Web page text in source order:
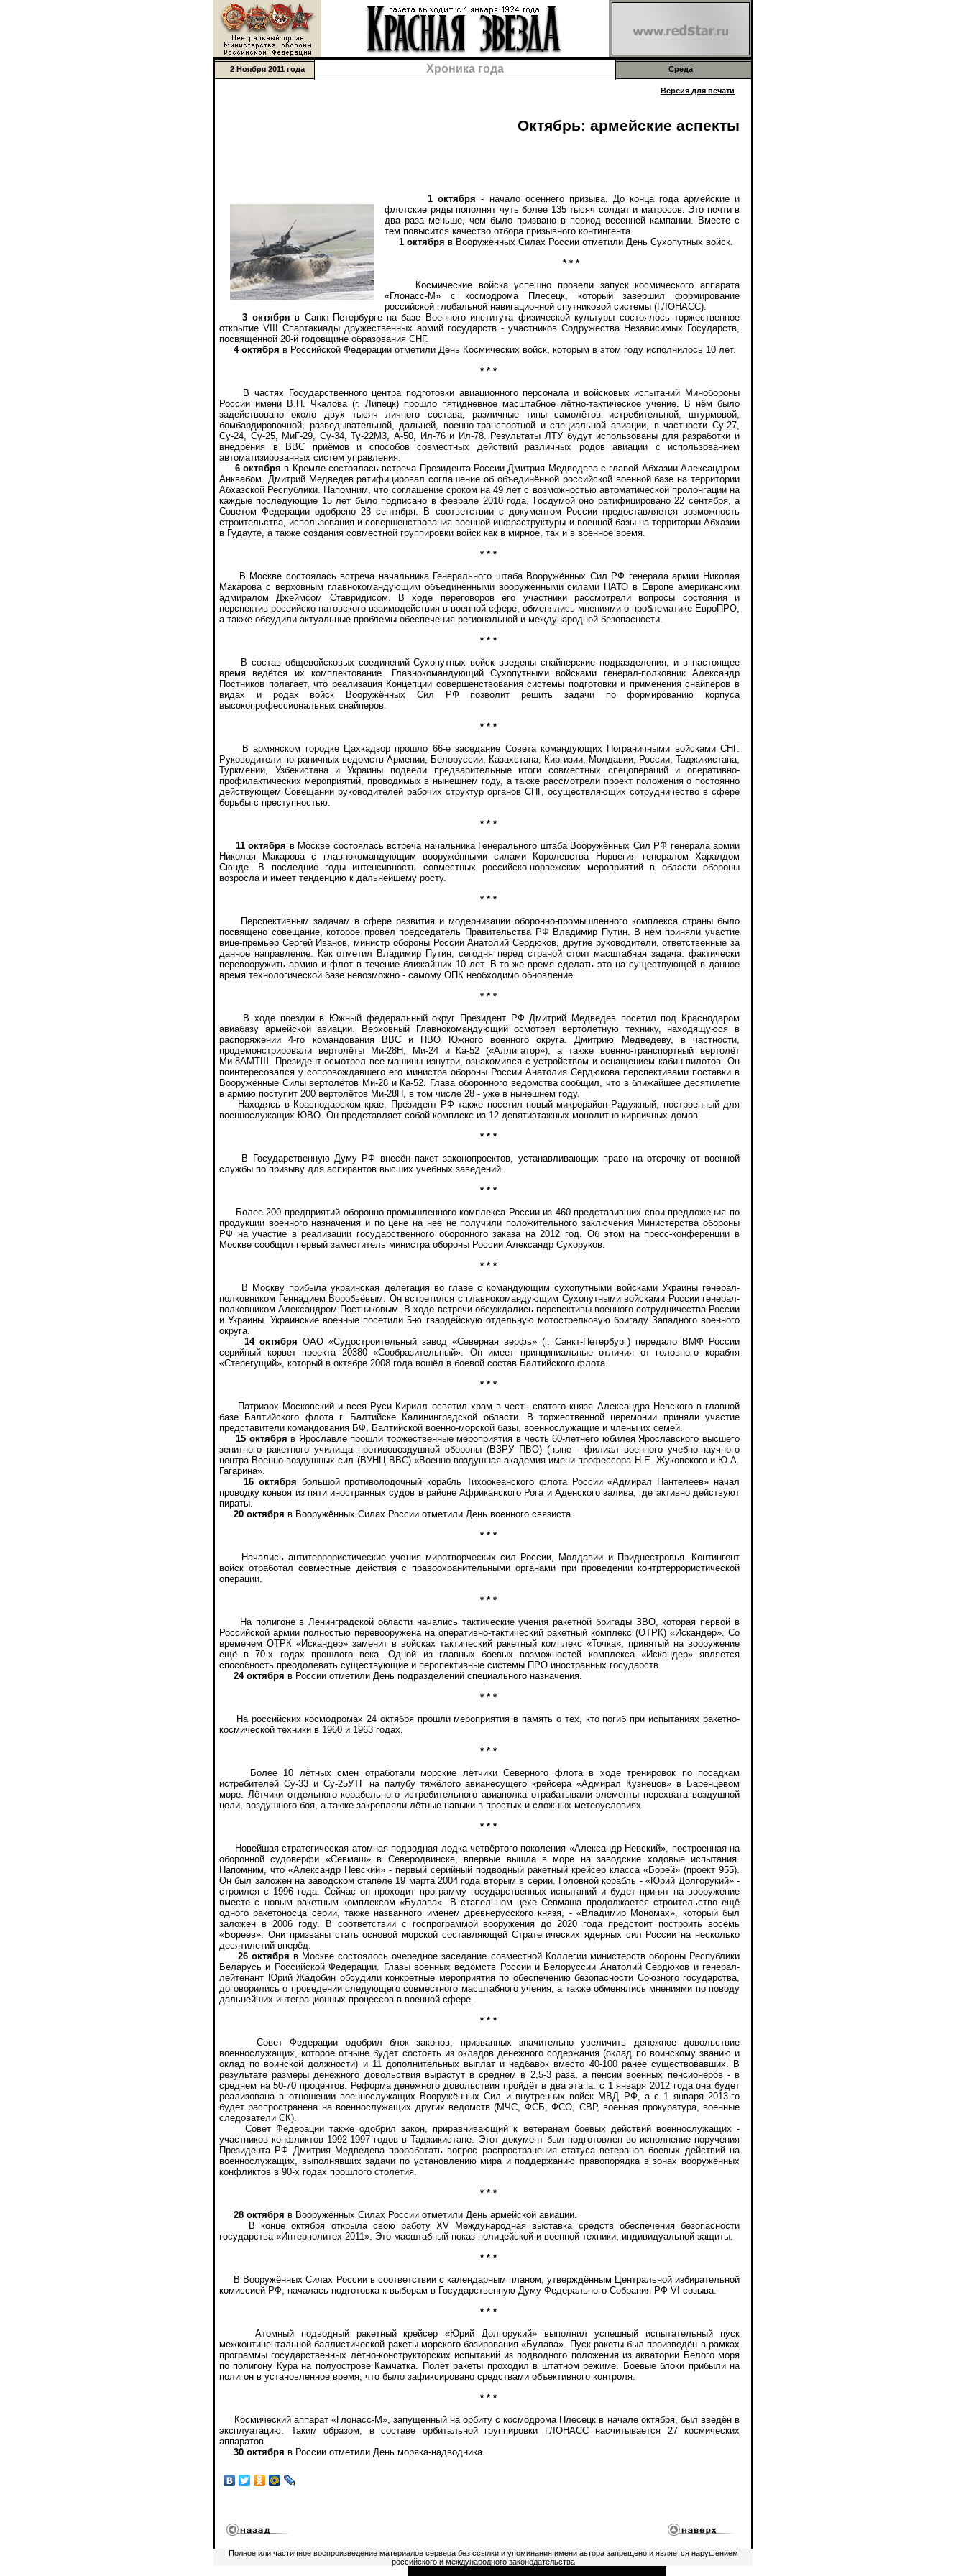
2 Ноября 2011 года Хроника года Среда
Версия для печати
Октябрь: армейские аспекты
1 октября - начало осеннего призыва. До конца года армейские и
флотские ряды пополнят чуть более 135 тысяч солдат и матросов. Это почти в
два раза меньше, чем было призвано в период весенней кампании. Вместе с
тем повысится качество отбора призывного контингента.
1 октября в Вооружённых Силах России отметили День Сухопутных войск.
* * *
Космические войска успешно провели запуск космического аппарата
«Глонасс-М» с космодрома Плесецк, который завершил формирование
российской глобальной навигационной спутниковой системы (ГЛОНАСС).
3 октября в Санкт-Петербурге на базе Военного института физической культуры состоялось торжественное
открытие VIII Спартакиады дружественных армий государств - участников Содружества Независимых Государств,
посвящённой 20-й годовщине образования СНГ.
4 октября в Российской Федерации отметили День Космических войск, которым в этом году исполнилось 10 лет.
* * *
В частях Государственного центра подготовки авиационного персонала и войсковых испытаний Минобороны
России имени В.П. Чкалова (г. Липецк) прошло пятидневное масштабное лётно-тактическое учение. В нём было
задействовано около двух тысяч личного состава, различные типы самолётов истребительной, штурмовой,
бомбардировочной, разведывательной, дальней, военно-транспортной и специальной авиации, в частности Су-27,
Су-24, Су-25, МиГ-29, Су-34, Ту-22М3, А-50, Ил-76 и Ил-78. Результаты ЛТУ будут использованы для разработки и
внедрения в ВВС приёмов и способов совместных действий различных родов авиации с использованием
автоматизированных систем управления.
6 октября в Кремле состоялась встреча Президента России Дмитрия Медведева с главой Абхазии Александром
Анквабом. Дмитрий Медведев ратифицировал соглашение об объединённой российской военной базе на территории
Абхазской Республики. Напомним, что соглашение сроком на 49 лет с возможностью автоматической пролонгации на
каждые последующие 15 лет было подписано в феврале 2010 года. Госдумой оно ратифицировано 22 сентября, а
Советом Федерации одобрено 28 сентября. В соответствии с документом России предоставляется возможность
строительства, использования и совершенствования военной инфраструктуры и военной базы на территории Абхазии
в Гудауте, а также создания совместной группировки войск как в мирное, так и в военное время.
* * *
В Москве состоялась встреча начальника Генерального штаба Вооружённых Сил РФ генерала армии Николая
Макарова с верховным главнокомандующим объединёнными вооружёнными силами НАТО в Европе американским
адмиралом Джеймсом Ставридисом. В ходе переговоров его участники рассмотрели вопросы состояния и
перспектив российско-натовского взаимодействия в военной сфере, обменялись мнениями о проблематике ЕвроПРО,
а также обсудили актуальные проблемы обеспечения региональной и международной безопасности.
* * *
В состав общевойсковых соединений Сухопутных войск введены снайперские подразделения, и в настоящее
время ведётся их комплектование. Главнокомандующий Сухопутными войсками генерал-полковник Александр
Постников полагает, что реализация Концепции совершенствования системы подготовки и применения снайперов в
видах и родах войск Вооружённых Сил РФ позволит решить задачи по формированию корпуса
высокопрофессиональных снайперов.
* * *
В армянском городке Цахкадзор прошло 66-е заседание Совета командующих Пограничными войсками СНГ.
Руководители пограничных ведомств Армении, Белоруссии, Казахстана, Киргизии, Молдавии, России, Таджикистана,
Туркмении, Узбекистана и Украины подвели предварительные итоги совместных спецопераций и оперативно-
профилактических мероприятий, проводимых в нынешнем году, а также рассмотрели проект положения о постоянно
действующем Совещании руководителей рабочих структур органов СНГ, осуществляющих сотрудничество в сфере
борьбы с преступностью.
* * *
11 октября в Москве состоялась встреча начальника Генерального штаба Вооружённых Сил РФ генерала армии
Николая Макарова с главнокомандующим вооружёнными силами Королевства Норвегия генералом Харалдом
Сюнде. В последние годы интенсивность совместных российско-норвежских мероприятий в области обороны
возросла и имеет тенденцию к дальнейшему росту.
* * *
Перспективным задачам в сфере развития и модернизации оборонно-промышленного комплекса страны было
посвящено совещание, которое провёл председатель Правительства РФ Владимир Путин. В нём приняли участие
вице-премьер Сергей Иванов, министр обороны России Анатолий Сердюков, другие руководители, ответственные за
данное направление. Как отметил Владимир Путин, сегодня перед страной стоит масштабная задача: фактически
перевооружить армию и флот в течение ближайших 10 лет. В то же время сделать это на существующей в данное
время технологической базе невозможно - самому ОПК необходимо обновление.
* * *
В ходе поездки в Южный федеральный округ Президент РФ Дмитрий Медведев посетил под Краснодаром
авиабазу армейской авиации. Верховный Главнокомандующий осмотрел вертолётную технику, находящуюся в
распоряжении 4-го командования ВВС и ПВО Южного военного округа. Дмитрию Медведеву, в частности,
продемонстрировали вертолёты Ми-28Н, Ми-24 и Ка-52 («Аллигатор»), а также военно-транспортный вертолёт
Ми-8АМТШ. Президент осмотрел все машины изнутри, ознакомился с устройством и оснащением кабин пилотов. Он
поинтересовался у сопровождавшего его министра обороны России Анатолия Сердюкова перспективами поставки в
Вооружённые Силы вертолётов Ми-28 и Ка-52. Глава оборонного ведомства сообщил, что в ближайшее десятилетие
в армию поступит 200 вертолётов Ми-28Н, в том числе 28 - уже в нынешнем году.
Находясь в Краснодарском крае, Президент РФ также посетил новый микрорайон Радужный, построенный для
военнослужащих ЮВО. Он представляет собой комплекс из 12 девятиэтажных монолитно-кирпичных домов.
* * *
В Государственную Думу РФ внесён пакет законопроектов, устанавливающих право на отсрочку от военной
службы по призыву для аспирантов высших учебных заведений.
* * *
Более 200 предприятий оборонно-промышленного комплекса России из 460 представивших свои предложения по
продукции военного назначения и по цене на неё не получили положительного заключения Министерства обороны
РФ на участие в реализации государственного оборонного заказа на 2012 год. Об этом на пресс-конференции в
Москве сообщил первый заместитель министра обороны России Александр Сухоруков.
* * *
В Москву прибыла украинская делегация во главе с командующим сухопутными войсками Украины генерал-
полковником Геннадием Воробьёвым. Он встретился с главнокомандующим Сухопутными войсками России генерал-
полковником Александром Постниковым. В ходе встречи обсуждались перспективы военного сотрудничества России
и Украины. Украинские военные посетили 5-ю гвардейскую отдельную мотострелковую бригаду Западного военного
округа.
14 октября ОАО «Судостроительный завод «Северная верфь» (г. Санкт-Петербург) передало ВМФ России
серийный корвет проекта 20380 «Сообразительный». Он имеет принципиальные отличия от головного корабля
«Стерегущий», который в октябре 2008 года вошёл в боевой состав Балтийского флота.
* * *
Патриарх Московский и всея Руси Кирилл освятил храм в честь святого князя Александра Невского в главной
базе Балтийского флота г. Балтийске Калининградской области. В торжественной церемонии приняли участие
представители командования БФ, Балтийской военно-морской базы, военнослужащие и члены их семей.
15 октября в Ярославле прошли торжественные мероприятия в честь 60-летнего юбилея Ярославского высшего
зенитного ракетного училища противовоздушной обороны (ВЗРУ ПВО) (ныне - филиал военного учебно-научного
центра Военно-воздушных сил (ВУНЦ ВВС) «Военно-воздушная академия имени профессора Н.Е. Жуковского и Ю.А.
Гагарина».
16 октября большой противолодочный корабль Тихоокеанского флота России «Адмирал Пантелеев» начал
проводку конвоя из пяти иностранных судов в районе Африканского Рога и Аденского залива, где активно действуют
пираты.
20 октября в Вооружённых Силах России отметили День военного связиста.
* * *
Начались антитеррористические учения миротворческих сил России, Молдавии и Приднестровья. Контингент
войск отработал совместные действия с правоохранительными органами при проведении контртеррористической
операции.
* * *
На полигоне в Ленинградской области начались тактические учения ракетной бригады ЗВО, которая первой в
Российской армии полностью перевооружена на оперативно-тактический ракетный комплекс (ОТРК) «Искандер». Со
временем ОТРК «Искандер» заменит в войсках тактический ракетный комплекс «Точка», принятый на вооружение
ещё в 70-х годах прошлого века. Одной из главных боевых возможностей комплекса «Искандер» является
способность преодолевать существующие и перспективные системы ПРО иностранных государств.
24 октября в России отметили День подразделений специального назначения.
* * *
На российских космодромах 24 октября прошли мероприятия в память о тех, кто погиб при испытаниях ракетно-
космической техники в 1960 и 1963 годах.
* * *
Более 10 лётных смен отработали морские лётчики Северного флота в ходе тренировок по посадкам
истребителей Су-33 и Су-25УТГ на палубу тяжёлого авианесущего крейсера «Адмирал Кузнецов» в Баренцевом
море. Лётчики отдельного корабельного истребительного авиаполка отрабатывали элементы перехвата воздушной
цели, воздушного боя, а также закрепляли лётные навыки в простых и сложных метеоусловиях.
* * *
Новейшая стратегическая атомная подводная лодка четвёртого поколения «Александр Невский», построенная на
оборонной судоверфи «Севмаш» в Северодвинске, впервые вышла в море на заводские ходовые испытания.
Напомним, что «Александр Невский» - первый серийный подводный ракетный крейсер класса «Борей» (проект 955).
Он был заложен на заводском стапеле 19 марта 2004 года вторым в серии. Головной корабль - «Юрий Долгорукий» -
строился с 1996 года. Сейчас он проходит программу государственных испытаний и будет принят на вооружение
вместе с новым ракетным комплексом «Булава». В стапельном цехе Севмаша продолжается строительство ещё
одного ракетоносца серии, также названного именем древнерусского князя, - «Владимир Мономах», который был
заложен в 2006 году. В соответствии с госпрограммой вооружения до 2020 года предстоит построить восемь
«Бореев». Они призваны стать основой морской составляющей Стратегических ядерных сил России на несколько
десятилетий вперёд.
26 октября в Москве состоялось очередное заседание совместной Коллегии министерств обороны Республики
Беларусь и Российской Федерации. Главы военных ведомств России и Белоруссии Анатолий Сердюков и генерал-
лейтенант Юрий Жадобин обсудили конкретные мероприятия по обеспечению безопасности Союзного государства,
договорились о проведении следующего совместного масштабного учения, а также обменялись мнениями по поводу
дальнейших интеграционных процессов в военной сфере.
* * *
Совет Федерации одобрил блок законов, призванных значительно увеличить денежное довольствие
военнослужащих, которое отныне будет состоять из окладов денежного содержания (оклад по воинскому званию и
оклад по воинской должности) и 11 дополнительных выплат и надбавок вместо 40-100 ранее существовавших. В
результате размеры денежного довольствия вырастут в среднем в 2,5-3 раза, а пенсии военных пенсионеров - в
среднем на 50-70 процентов. Реформа денежного довольствия пройдёт в два этапа: с 1 января 2012 года она будет
реализована в отношении военнослужащих Вооружённых Сил и внутренних войск МВД РФ, а с 1 января 2013-го
будет распространена на военнослужащих других ведомств (МЧС, ФСБ, ФСО, СВР, военная прокуратура, военные
следователи СК).
Совет Федерации также одобрил закон, приравнивающий к ветеранам боевых действий военнослужащих -
участников конфликтов 1992-1997 годов в Таджикистане. Этот документ был подготовлен во исполнение поручения
Президента РФ Дмитрия Медведева проработать вопрос распространения статуса ветеранов боевых действий на
военнослужащих, выполнявших задачи по установлению мира и поддержанию правопорядка в зонах вооружённых
конфликтов в 90-х годах прошлого столетия.
* * *
28 октября в Вооружённых Силах России отметили День армейской авиации.
В конце октября открыла свою работу XV Международная выставка средств обеспечения безопасности
государства «Интерполитех-2011». Это масштабный показ полицейской и военной техники, индивидуальной защиты.
* * *
В Вооружённых Силах России в соответствии с календарным планом, утверждённым Центральной избирательной
комиссией РФ, началась подготовка к выборам в Государственную Думу Федерального Собрания РФ VI созыва.
* * *
Атомный подводный ракетный крейсер «Юрий Долгорукий» выполнил успешный испытательный пуск
межконтинентальной баллистической ракеты морского базирования «Булава». Пуск ракеты был произведён в рамках
программы государственных лётно-конструкторских испытаний из подводного положения из акватории Белого моря
по полигону Кура на полуострове Камчатка. Полёт ракеты проходил в штатном режиме. Боевые блоки прибыли на
полигон в установленное время, что было зафиксировано средствами объективного контроля.
* * *
Космический аппарат «Глонасс-М», запущенный на орбиту с космодрома Плесецк в начале октября, был введён в
эксплуатацию. Таким образом, в составе орбитальной группировки ГЛОНАСС насчитывается 27 космических
аппаратов.
30 октября в России отметили День моряка-надводника.
Полное или частичное воспроизведение материалов сервера без ссылки и упоминания имени автора запрещено и является нарушением
российского и международного законодательства